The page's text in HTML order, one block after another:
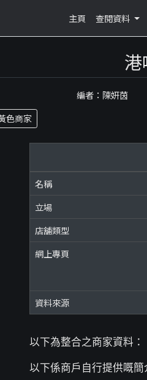
主頁 查閱資料
港
編者：陳妍茵
色商家
名稱
立場
店舖類型
網上專頁
資料來源
以下為整合之商家資料：
以下係商戶自行提供嘅簡